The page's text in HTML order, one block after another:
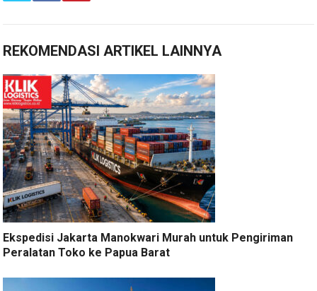
REKOMENDASI ARTIKEL LAINNYA
Ekspedisi Jakarta Manokwari Murah untuk Pengiriman
Peralatan Toko ke Papua Barat